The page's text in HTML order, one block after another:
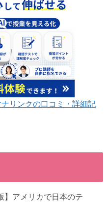
リンクの口コミ・詳細記
】アメリカで日本のテ